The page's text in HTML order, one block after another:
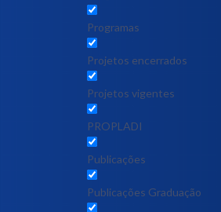
Programas
Projetos encerrados
Projetos vigentes
PROPLADI
Publicações
Publicações Graduação